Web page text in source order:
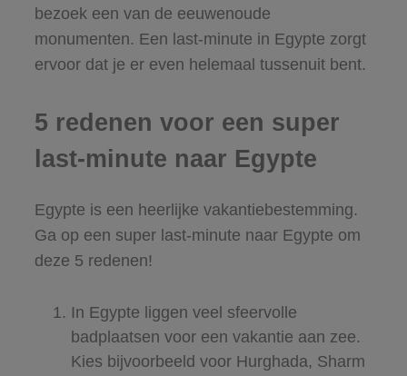
bezoek een van de eeuwenoude
monumenten. Een last-minute in Egypte zorgt
ervoor dat je er even helemaal tussenuit bent.
5 redenen voor een super
last-minute naar Egypte
Egypte is een heerlijke vakantiebestemming.
Ga op een super last-minute naar Egypte om
deze 5 redenen!
In Egypte liggen veel sfeervolle
badplaatsen voor een vakantie aan zee.
Kies bijvoorbeeld voor Hurghada, Sharm